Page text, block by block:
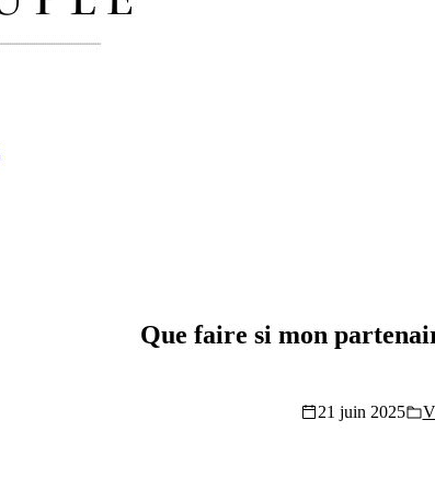
Que faire si mon
21 juin 2025